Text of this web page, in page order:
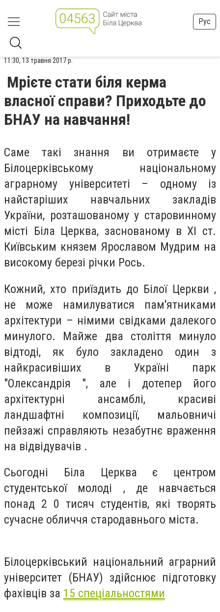
Рус
11:30, 13 травня 2017 р.
Мрієте стати біля керма
власної справи? Приходьте до
БНАУ на навчання!
Саме такі знання ви отримаєте у
Білоцерківському національному
аграрному університеті – одному із
найстаріших навчальних закладів
України, розташованому у старовинному
місті Біла Церква, заснованому в ХІ ст.
Київським князем Ярославом Мудрим на
високому березі річки Рось.
Кожний, хто приїздить до Білої Церкви ,
не може намилуватися пам'ятниками
архітектури – німими свідками далекого
минулого. Майже два століття минуло
відтоді, як було закладено один з
найкрасивіших в Україні парк
"Олександрія ", але і дотепер його
архітектурні ансамблі, красиві
ландшафтні композиції, мальовничі
пейзажі справляють незабутнє враження
на відвідувачів .
Сьогодні Біла Церква є центром
студентської молоді , де навчається
понад 2 0 тисяч студентів, які творять
сучасне обличчя стародавнього міста.
Білоцерківський національний аграрний
університет (БНАУ) здійснює підготовку
фахівців за 15 спеціальностями